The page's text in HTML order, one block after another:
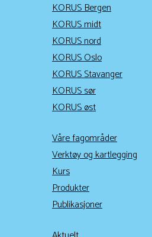
KORUS Bergen
KORUS midt
KORUS nord
KORUS Oslo
KORUS Stavanger
KORUS sør
KORUS øst
Våre fagområder
Verktøy og kartlegging
Kurs
Produkter
Publikasjoner